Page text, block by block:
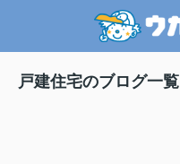
戸建住宅のブログ一覧